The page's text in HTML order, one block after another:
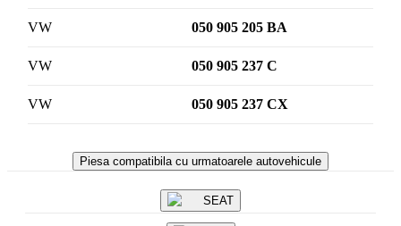
VW 050 905 205 BA
VW 050 905 237 C
VW 050 905 237 CX
Piesa compatibila cu urmatoarele autovehicule
SEAT